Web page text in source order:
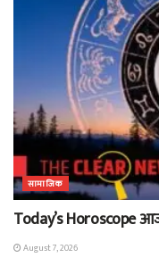
सामाजिक
Today’s Horoscope
August 7, 2026